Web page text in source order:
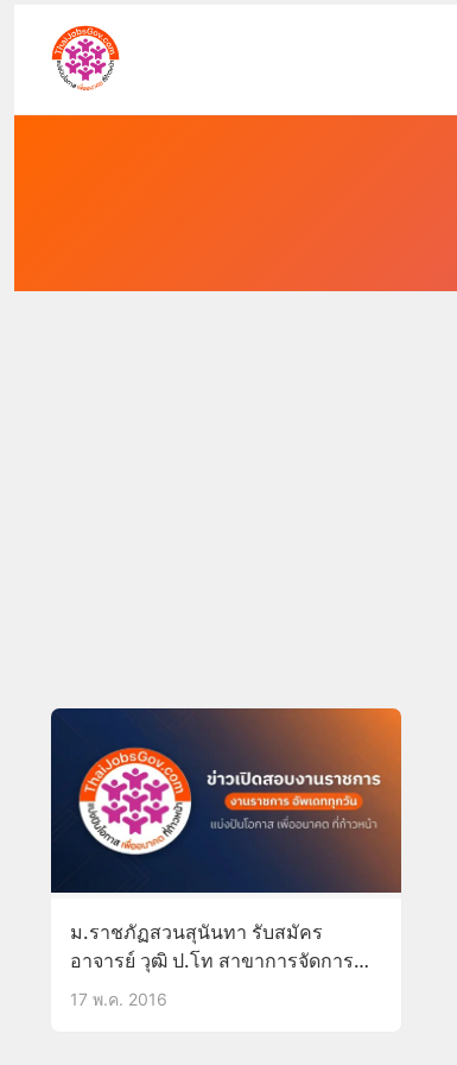
ม.ราชภัฏสวนสุนันทา รับสมัคร
อาจารย์ วุฒิ ป.โท สาขาการจัดการ
โรงแรมและที่พัก
17 พ.ค. 2016